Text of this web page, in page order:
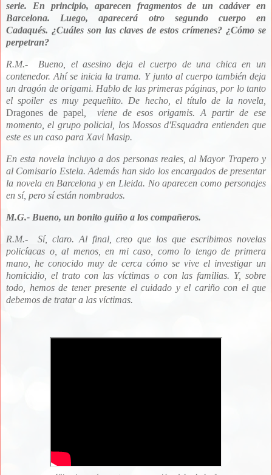
serie. En principio, aparecen fragmentos de un cadáver en
Barcelona. Luego, aparecerá otro segundo cuerpo en
Cadaqués. ¿Cuáles son las claves de estos crímenes? ¿Cómo se
perpetran?
R.M.- Bueno, el asesino deja el cuerpo de una chica en un
contenedor. Ahí se inicia la trama. Y junto al cuerpo también deja
un dragón de origami. Hablo de las primeras páginas, por lo tanto
el spoiler es muy pequeñito. De hecho, el título de la novela,
Dragones de papel , viene de esos origamis.A partir de ese
momento, el grupo policial, los Mossos d'Esquadra entienden que
este es un caso para Xavi Masip.
En esta novela incluyo a dos personas reales, al Mayor Trapero y
al Comisario Estela. Además han sido los encargados de presentar
la novela en Barcelona y en Lleida. No aparecen como personajes
en sí, pero sí están nombrados.
M.G.- Bueno, un bonito guiño a los compañeros.
R.M.- Sí, claro. Al final, creo que los que escribimos novelas
policíacas o, al menos, en mi caso, como lo tengo de primera
mano, he conocido muy de cerca cómo se vive el investigar un
homicidio, el trato con las víctimas o con las familias. Y, sobre
todo, hemos de tener presente el cuidado y el cariño con el que
debemos de tratar a las víctimas.